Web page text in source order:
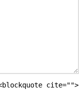
cite="">